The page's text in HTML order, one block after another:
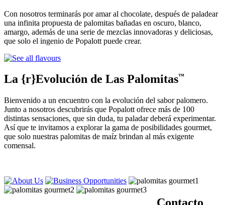
Con nosotros terminarás por amar al chocolate, después de paladear
una infinita propuesta de palomitas bañadas en oscuro, blanco,
amargo, además de una serie de mezclas innovadoras y deliciosas,
que solo el ingenio de Popalott puede crear.
La {r}Evolución de Las Palomitas™
Bienvenido a un encuentro con la evolución del sabor palomero.
Junto a nosotros descubrirás que Popalott ofrece más de 100
distintas sensaciones, que sin duda, tu paladar deberá experimentar.
Así que te invitamos a explorar la gama de posibilidades gourmet,
que solo nuestras palomitas de maíz brindan al más exigente
comensal.